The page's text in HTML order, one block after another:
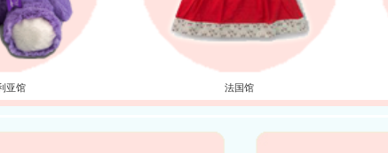
亚馆 法国馆